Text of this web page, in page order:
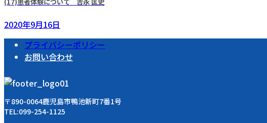
(17)患者体験について 吉永 匡史
2020年9月16日
プライバシーポリシー
お問い合わせ
〒890-0064鹿児島市鴨池新町7番1号
TEL:099-254-1125